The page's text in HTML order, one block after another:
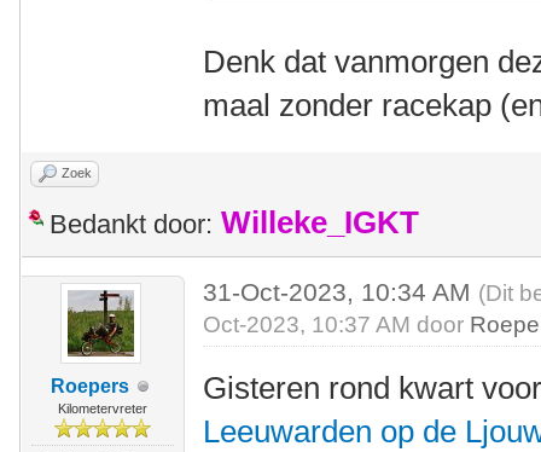
Denk dat vanmorgen
maal zonder racekap
Zoek
Bedankt door: Willeke_IGKT
Roepers
Kilometervreter
31-Oct-2023, 10:34 AM (Dit
Oct-2023, 10:37 AM door
Gisteren rond kwart
Leeuwarden op de